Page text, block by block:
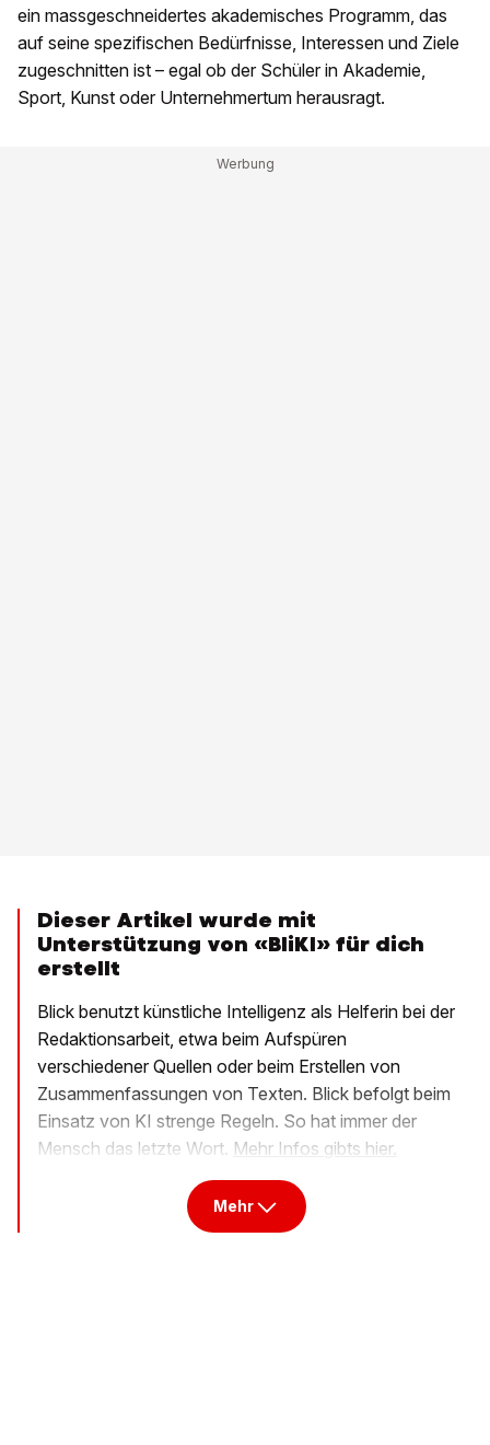
ein massgeschneidertes akademisches Programm, das
auf seine spezifischen Bedürfnisse, Interessen und Ziele
zugeschnitten ist – egal ob der Schüler in Akademie,
Sport, Kunst oder Unternehmertum herausragt.
Dieser Artikel wurde mit
Unterstützung von «BliKI» für dich
erstellt
Blick benutzt künstliche Intelligenz als Helferin bei der
Redaktionsarbeit, etwa beim Aufspüren
verschiedener Quellen oder beim Erstellen von
Zusammenfassungen von Texten. Blick befolgt beim
Einsatz von KI strenge Regeln. So hat immer der
Mensch das letzte Wort. Mehr Infos gibts hier.
Mehr